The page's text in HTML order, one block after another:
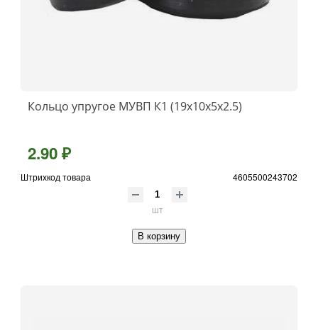
Кольцо упругое МУВП К1 (19х10х5х2.5)
2.90 ₽
Штрихкод товара 4605500243702
шт
В корзину